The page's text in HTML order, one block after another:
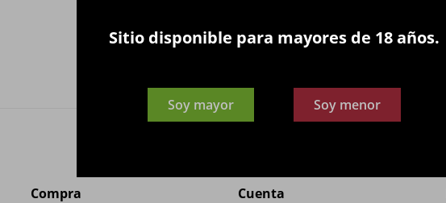
Sitio disponible para mayores de 18 años.
Soy mayor Soy menor
Compra Cuenta